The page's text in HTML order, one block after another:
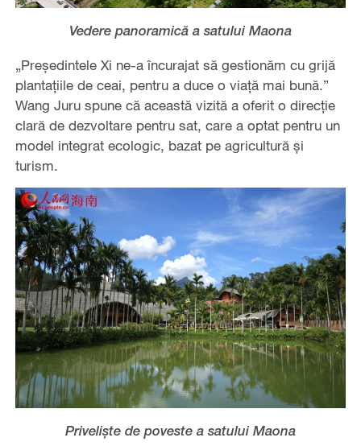
Vedere panoramică a satului Maona
„Președintele Xi ne-a încurajat să gestionăm cu grijă
plantațiile de ceai, pentru a duce o viață mai bună.”
Wang Juru spune că această vizită a oferit o direcție
clară de dezvoltare pentru sat, care a optat pentru un
model integrat ecologic, bazat pe agricultură și
turism.
Priveliște de poveste a satului Maona